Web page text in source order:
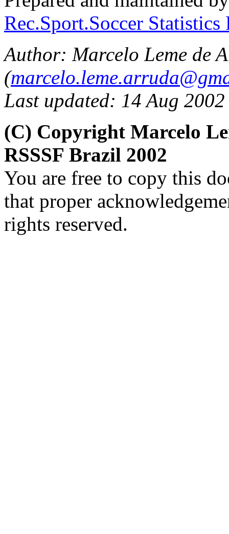
Rec.Sport.Soccer
Author: Marcelo Leme de
(
Last updated: 14 Aug 2002
(C) Copyright Marcelo
RSSSF Brazil 2002
You are free to copy this
that proper
rights reserved.